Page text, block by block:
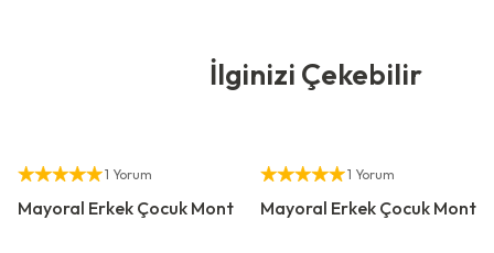
İlginizi Çekebilir
Yetkili Satıcı
Kombinli Ürün
1 Yorum
Mayoral Erkek Çocuk Mont
Yetkili Satıcı
1 Yorum
Mayoral Erkek Çocuk Mont